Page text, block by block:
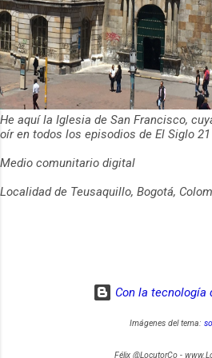
He aquí la Iglesia de San Francisco,
oír en todos los episodios de El Siglo
Medio comunitario digital
Localidad de Teusaquillo, Bogotá,
Con la tecnología
Imágenes del tema:
Félix @LocutorCo -